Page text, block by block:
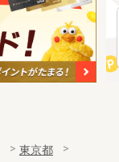
東京都